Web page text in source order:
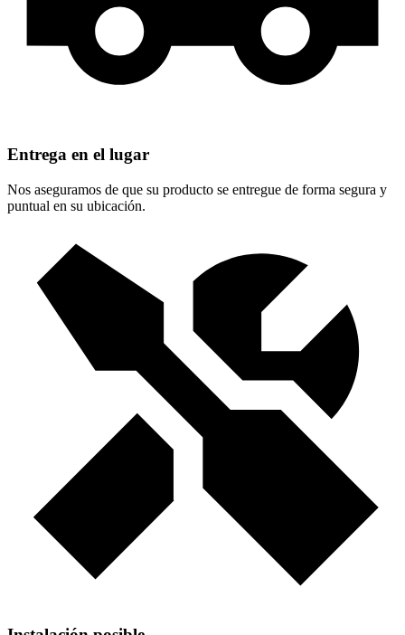
Entrega en el lugar
Nos aseguramos de que su producto se entregue de forma segura y
puntual en su ubicación.